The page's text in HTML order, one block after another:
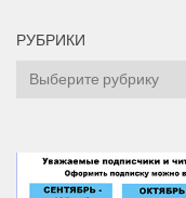
РУБРИКИ
Рубрики